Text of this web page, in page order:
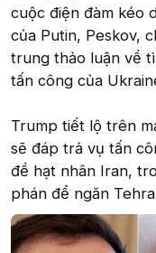
cuộc điện đàm kéo
của Putin, Peskov,
trung thảo luận về
tấn công của
Trump tiết lộ trên
sẽ đáp trả vụ tấn
đề hạt nhân Iran,
phán để ngăn